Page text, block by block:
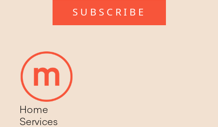
Home
Services